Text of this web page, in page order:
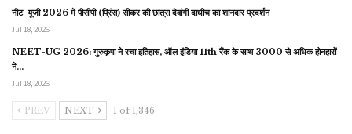
नीट-यूजी 2026 में पीसीपी (प्रिंस) सीकर की छात्रा देवांगी दाधीच का शानदार प्रदर्शन
Jul 18, 2026
NEET-UG 2026: गुरुकृपा ने रचा इतिहास, ऑल इंडिया 11th रैंक के साथ 3000 से अधिक होनहारों
ने…
Jul 18, 2026
PREV NEXT 1 of 1,346